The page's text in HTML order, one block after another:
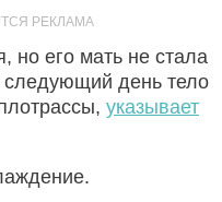
но его мать не стала
день тело
указывает